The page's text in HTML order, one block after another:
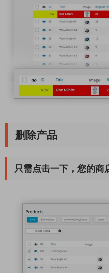
删除产品
只需点击一下，您的商